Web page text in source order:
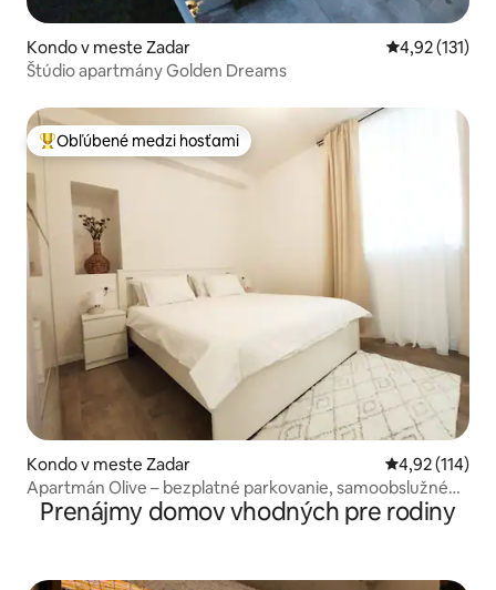
Kondo v meste Zadar Priemerné
4,92 (131)
Štúdio apartmány Golden Dreams
Najobľúbenejšie medzi hosťami
Obľúbené medzi hosťami
Kondo v meste Zadar Priemerné
4,92 (114)
Apartmán Olive – bezplatné parkovanie, samoobslužné
ubytovanie
Prenájmy domov vhodných pre rodiny